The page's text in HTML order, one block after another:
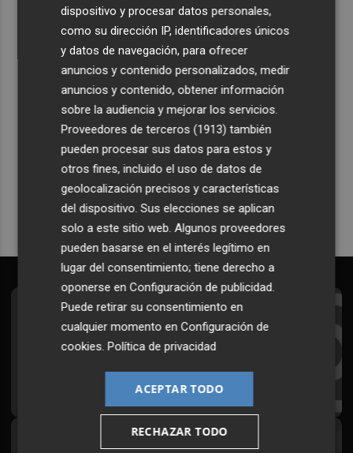
exporta a África: Marruecos, el primer destino
Recibe toda la actualidad de
Plaza Podcast en tu correo
Quiero suscribirme
Suscríbete al Boletín
Todos los días a primera hora en tu email
¡Quiero suscribirme!
dispositivo y procesar datos personales,
como su dirección IP, identificadores únicos
y datos de navegación, para ofrecer
anuncios y contenido personalizados, medir
anuncios y contenido, obtener información
sobre la audiencia y mejorar los servicios.
Proveedores de terceros (1913) también
pueden procesar sus datos para estos y
otros fines, incluido el uso de datos de
geolocalización precisos y características
del dispositivo. Sus elecciones se aplican
solo a este sitio web. Algunos proveedores
pueden basarse en el interés legítimo en
lugar del consentimiento; tiene derecho a
oponerse enConfiguración de publicidad
Puede retirar su consentimiento en
cualquier momento enConfiguración de
cookies .Política de privacidad
ACEPTAR TODO
RECHAZAR TODO